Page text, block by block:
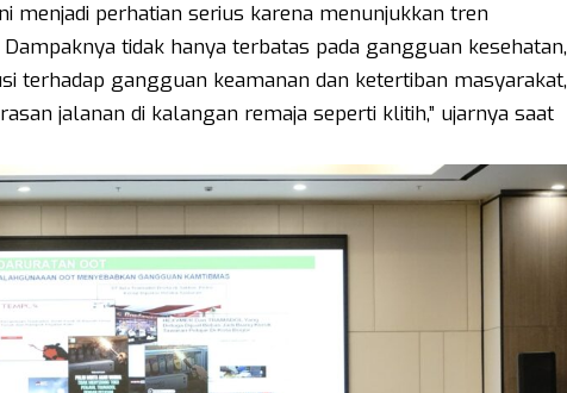
menjadi perhatian serius karena menunjukkan tren
tidak hanya terbatas pada gangguan kesehatan,
terhadap gangguan keamanan dan ketertiban masyarakat,
jalanan di kalangan remaja seperti klitih,” ujarnya saat